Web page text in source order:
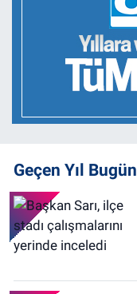
Geçen Yıl Bugün